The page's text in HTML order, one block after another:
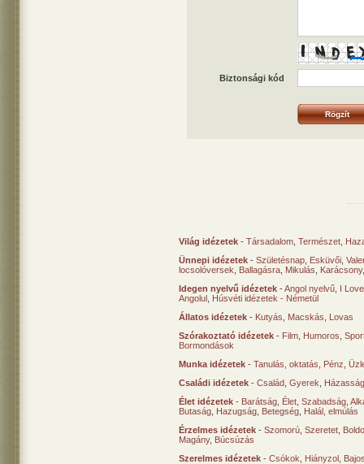
Biztonsági kód
Világ idézetek - Társadalom Természet
Ünnepi idézetek - Születésnap Esküvői
locsolóversek
Ballagásra Mikulás Karácsony
Idegen nyelvű idézetek -Angol nyelvű I
Angolul Húsvéti idézetek - Németül
Állatos idézetek - Kutyás Macskás
Lovas
Szórakoztató idézetek - Film Humoros
Bormondások
Munka idézetek - Tanulás, oktatás Pénz
Családi idézetek - Család Gyerek
Élet idézetek - Barátság Élet Szabadság
Butaság Hazugság Betegség Halál, elmúlás
Érzelmes idézetek - Szomorú Szeretet
Magány, Búcsúzás
Szerelmes idézetek - Csókok Hiányzol